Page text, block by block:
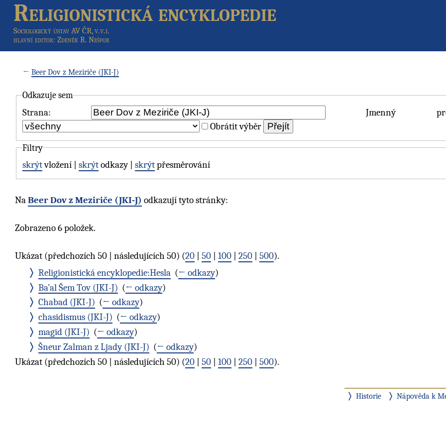
Religionistická encyklopedie
Sociologický ústav AV ČR, v.v.i.
hlavní editor: Zdeněk R. Nešpor
← Beer Dov z Meziriče (JKI-J)
Odkazuje sem
Strana:
Jmenný
Obrátit výběr
Filtry
skrýtvložení | skrýtodkazy | skrýtpřesměrování
NaBeer Dov z Meziriče (JKI-J) odkazují tyto stránky:
Zobrazeno 6 položek.
Ukázat (předchozích 50 | následujících 50) (20 50 100 250 500).
Religionistická encyklopedie:Hesla‎ (← odkazy)
Ba’al Šem Tov (JKI-J) (← odkazy)
Chabad (JKI-J) (← odkazy)
chasidismus (JKI-J) (← odkazy)
magid (JKI-J) (← odkazy)
Šneur Zalman z Ljady (JKI-J) (← odkazy)
Ukázat (předchozích 50 | následujících 50) (20 50 100 250 500).
Historie Nápověda k